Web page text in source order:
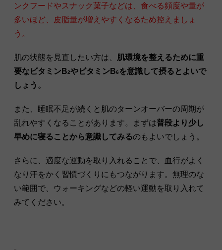
ンクフードやスナック菓子などは、食べる頻度や量が
多いほど、皮脂量が増えやすくなるため控えましょ
う。
肌の状態を見直したい方は、
肌環境を整えるために重
要なビタミンB2やビタミンB6 を意識して摂るとよいで
しょう。
また、睡眠不足が続くと肌のターンオーバーの周期が
乱れやすくなることがあります。まずは普段より少し
早めに寝ることから意識してみるのもよいでしょう。
さらに、適度な運動を取り入れることで、血行がよく
なり汗をかく習慣づくりにもつながります。無理のな
い範囲で、ウォーキングなどの軽い運動を取り入れて
みてください。